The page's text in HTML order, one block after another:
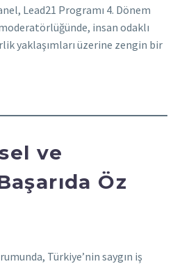
Lead21 Programı 4. Dönem
insan odaklı
yaklaşımları üzerine zengin bir
ve
Öz
Türkiye’nin saygın iş